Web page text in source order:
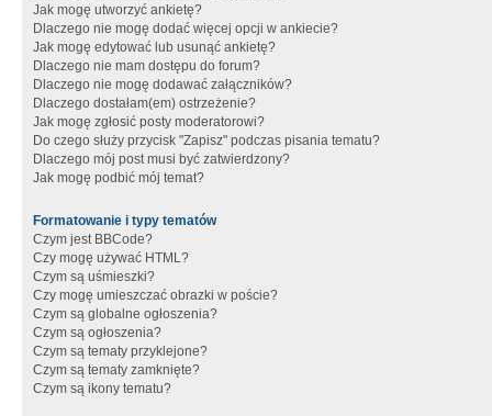
Jak mogę utworzyć ankietę?
Dlaczego nie mogę dodać więcej opcji w ankiecie?
Jak mogę edytować lub usunąć ankietę?
Dlaczego nie mam dostępu do forum?
Dlaczego nie mogę dodawać załączników?
Dlaczego dostałam(em) ostrzeżenie?
Jak mogę zgłosić posty moderatorowi?
Do czego służy przycisk "Zapisz" podczas pisania tematu?
Dlaczego mój post musi być zatwierdzony?
Jak mogę podbić mój temat?
Formatowanie i typy tematów
Czym jest BBCode?
Czy mogę używać HTML?
Czym są uśmieszki?
Czy mogę umieszczać obrazki w poście?
Czym są globalne ogłoszenia?
Czym są ogłoszenia?
Czym są tematy przyklejone?
Czym są tematy zamknięte?
Czym są ikony tematu?